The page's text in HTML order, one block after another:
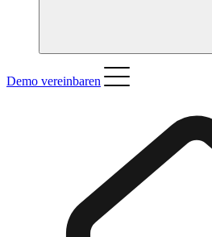
Demo vereinbaren